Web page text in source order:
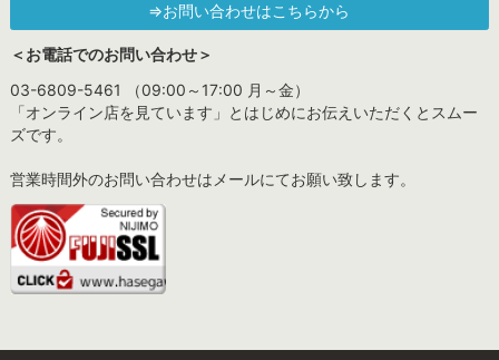
⇒お問い合わせはこちらから
＜お電話でのお問い合わせ＞
03-6809-5461 （09:00～17:00 月～金）
「オンライン店を見ています」とはじめにお伝えいただくとスムー
ズです。
営業時間外のお問い合わせはメールにてお願い致します。